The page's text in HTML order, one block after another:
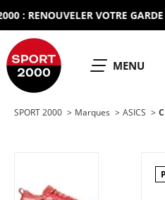
VOTRE GARDE
OUVRIR LE
MENU
SPORT 2000 Marques ASICS